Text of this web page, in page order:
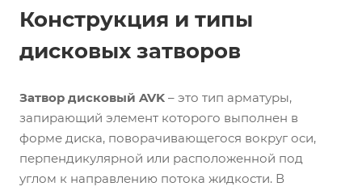
Конструкция и типы
дисковых затворов
Затвор дисковый AVK – это тип арматуры,
запирающий элемент которого выполнен в
форме диска, поворачивающегося вокруг оси,
перпендикулярной или расположенной под
углом к направлению потока жидкости. В